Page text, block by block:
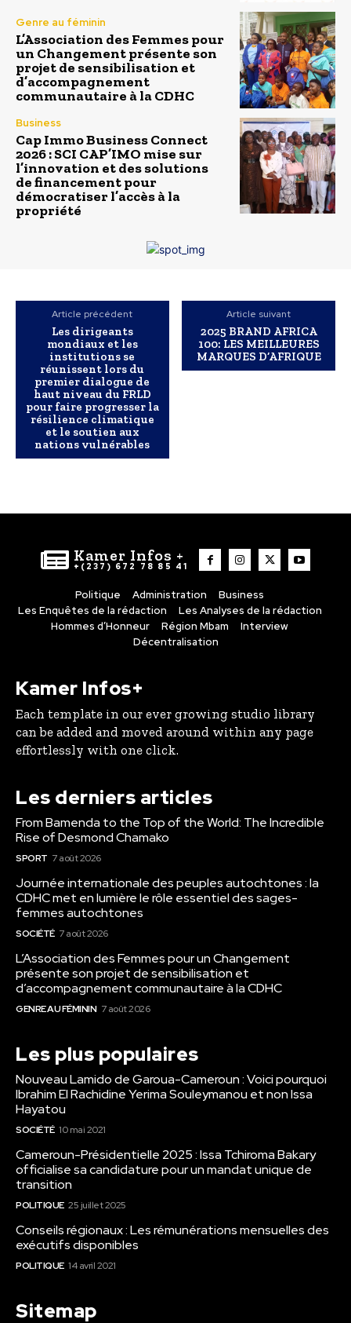
Genre au féminin
L’Association des Femmes pour
un Changement présente son
projet de sensibilisation et
d’accompagnement
communautaire à la CDHC
Business
Cap Immo Business Connect
2026 : SCI CAP’IMO mise sur
l’innovation et des solutions
de financement pour
démocratiser l’accès à la
propriété
Article précédent
Les dirigeants
mondiaux et les
institutions se
réunissent lors du
premier dialogue de
haut niveau du FRLD
pour faire progresser la
résilience climatique
et le soutien aux
nations vulnérables
Article suivant
2025 BRAND AFRICA
100: LES MEILLEURES
MARQUES D’AFRIQUE
Kamer Infos +
+(237) 672 78 85 41
Politique Administration
Business
Les Enquêtes de la rédaction
Les Analyses de la rédaction
Hommes d’Honneur
Région Mbam
Interview
Décentralisation
Kamer Infos+
Each template in our ever growing studio library
can be added and moved around within any page
effortlessly with one click.
Les derniers articles
From Bamenda to the Top of the World: The Incredible
Rise of Desmond Chamako
SPORT 7 août 2026
Journée internationale des peuples autochtones : la
CDHC met en lumière le rôle essentiel des sages-
femmes autochtones
SOCIÉTÉ 7 août 2026
L’Association des Femmes pour un Changement
présente son projet de sensibilisation et
d’accompagnement communautaire à la CDHC
GENRE AU FÉMININ 7 août 2026
Les plus populaires
Nouveau Lamido de Garoua-Cameroun : Voici pourquoi
Ibrahim El Rachidine Yerima Souleymanou et non Issa
Hayatou
SOCIÉTÉ 10 mai 2021
Cameroun-Présidentielle 2025 : Issa Tchiroma Bakary
officialise sa candidature pour un mandat unique de
transition
POLITIQUE 25 juillet 2025
Conseils régionaux : Les rémunérations mensuelles des
exécutifs disponibles
POLITIQUE 14 avril 2021
Sitemap